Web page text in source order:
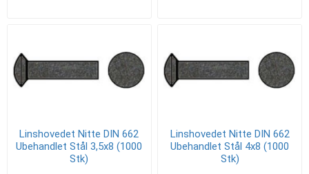
Linshovedet Nitte DIN 662
Ubehandlet Stål 3,5x8 (1000
Stk)
Linshovedet Nitte DIN 662
Ubehandlet Stål 4x8 (1000
Stk)